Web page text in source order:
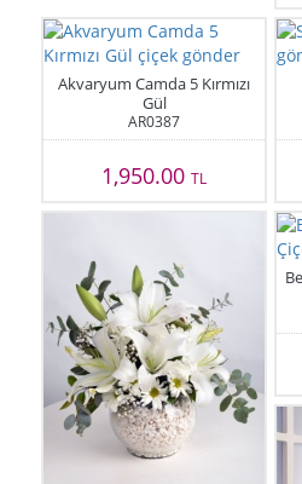
Akvaryum Camda 5 Kırmızı
Gül
AR0387
1,950.00TL